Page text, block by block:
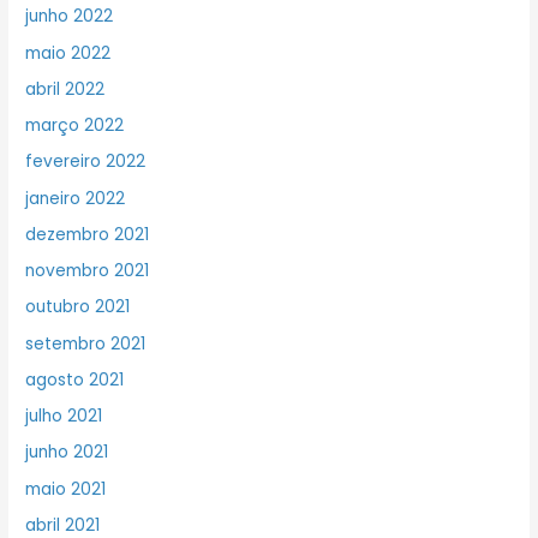
junho 2022
maio 2022
abril 2022
março 2022
fevereiro 2022
janeiro 2022
dezembro 2021
novembro 2021
outubro 2021
setembro 2021
agosto 2021
julho 2021
junho 2021
maio 2021
abril 2021